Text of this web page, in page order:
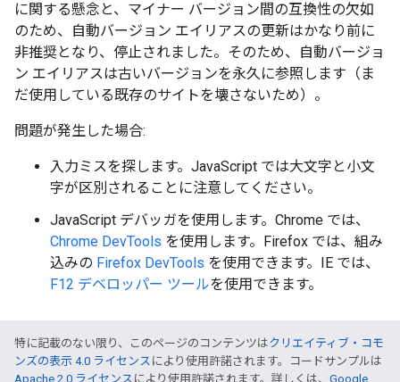
に関する懸念と、マイナー バージョン間の互換性の欠如
のため、自動バージョン エイリアスの更新はかなり前に
非推奨となり、停止されました。そのため、自動バージョ
ン エイリアスは古いバージョンを永久に参照します（ま
だ使用している既存のサイトを壊さないため）。
問題が発生した場合:
入力ミスを探します。JavaScript では大文字と小文
字が区別されることに注意してください。
JavaScript デバッガを使用します。Chrome では、
Chrome DevTools を使用します。Firefox では、組み
込みの Firefox DevTools を使用できます。IE では、
F12 デベロッパー ツールを使用できます。
特に記載のない限り、このページのコンテンツはクリエイティブ・コモ
ンズの表示 4.0 ライセンス により使用許諾されます。コードサンプルは
Apache 2.0 ライセンス により使用許諾されます。詳しくは、 Google